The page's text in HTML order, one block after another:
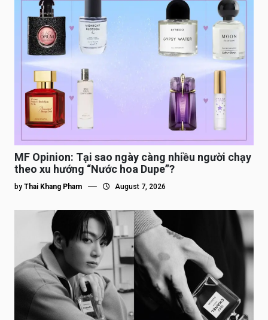
MF Opinion: Tại sao ngày càng nhiều người chạy
theo xu hướng “Nước hoa Dupe”?
by Thai Khang Pham August 7, 2026